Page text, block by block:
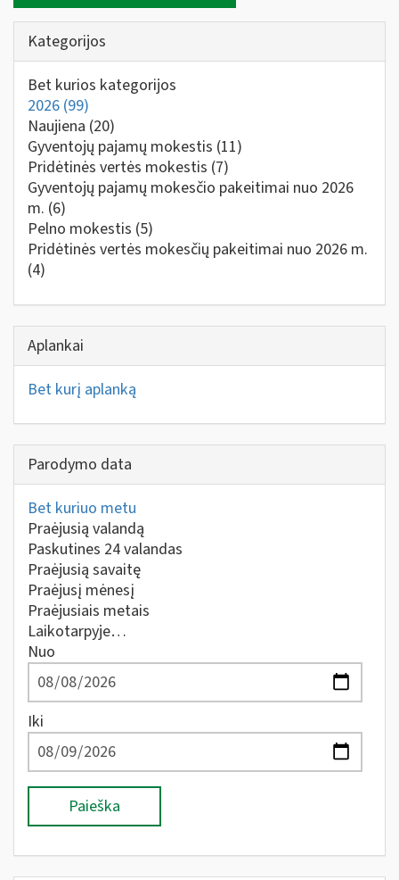
Kategorijos
Bet kurios kategorijos
2026 (99)
Naujiena (20)
Gyventojų pajamų mokestis (11)
Pridėtinės vertės mokestis (7)
Gyventojų pajamų mokesčio pakeitimai nuo 2026
m. (6)
Pelno mokestis (5)
Pridėtinės vertės mokesčių pakeitimai nuo 2026 m.
(4)
Aplankai
Bet kurį aplanką
Parodymo data
Bet kuriuo metu
Praėjusią valandą
Paskutines 24 valandas
Praėjusią savaitę
Praėjusį mėnesį
Praėjusiais metais
Laikotarpyje…
Nuo
Iki
Paieška